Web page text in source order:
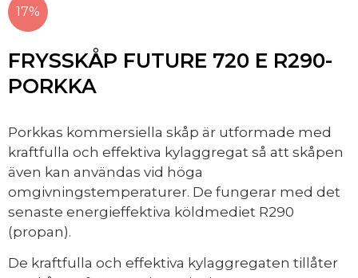
17%
FRYSSKÅP FUTURE 720 E R290-
PORKKA
Porkkas kommersiella skåp är utformade med
kraftfulla och effektiva kylaggregat så att skåpen
även kan användas vid höga
omgivningstemperaturer. De fungerar med det
senaste energieffektiva köldmediet R290
(propan).
De kraftfulla och effektiva kylaggregaten tillåter